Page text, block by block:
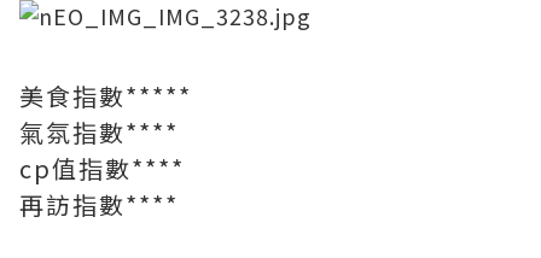
美食指數*****
氣氛指數****
cp值指數****
再訪指數****